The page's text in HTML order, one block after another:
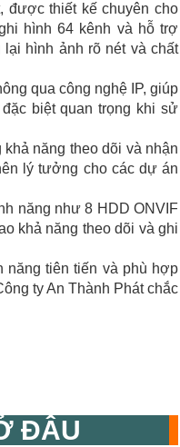
được thiết kế chuyên cho
hình 64 kênh và hỗ trợ
lại hình ảnh rõ nét và chất
qua công nghệ IP, giúp
biệt quan trọng khi sử
năng theo dõi và nhận
lý tưởng cho các dự án
năng như 8 HDD ONVIF
khả năng theo dõi và ghi
năng tiên tiến và phù hợp
ty An Thành Phát chắc
ĐÂU